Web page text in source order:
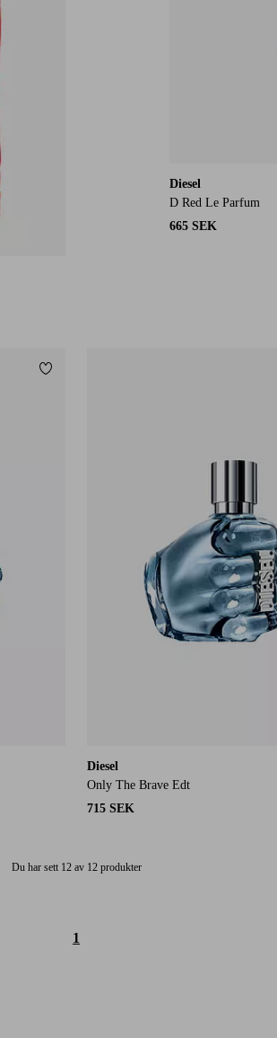
Diesel
D Red Le Parfum
665 SEK
Lägg till i favoriter
Diesel
Only The Brave Edt
715 SEK
Du har sett 12 av 12 produkter
1